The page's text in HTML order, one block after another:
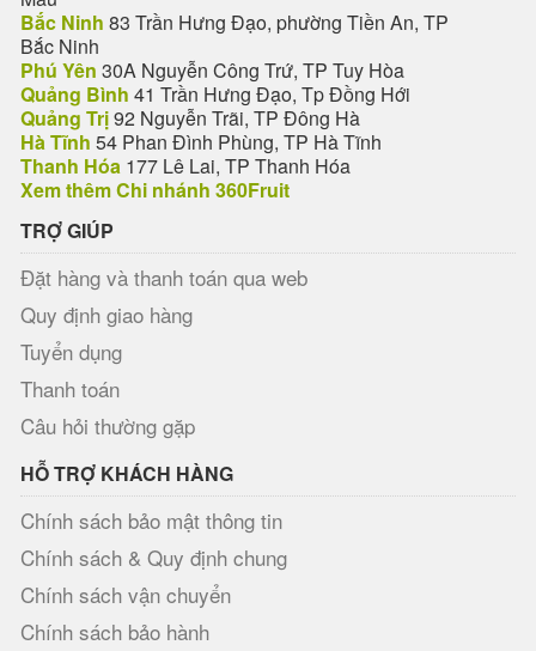
Bắc Ninh 83 Trần Hưng Đạo, phường Tiền An, TP
Bắc Ninh
Phú Yên 30A Nguyễn Công Trứ, TP Tuy Hòa
Quảng Bình 41 Trần Hưng Đạo, Tp Đồng Hới
Quảng Trị92 Nguyễn Trãi, TP Đông Hà
Hà Tĩnh 54 Phan Đình Phùng, TP Hà Tĩnh
Thanh Hóa 177 Lê Lai, TP Thanh Hóa
Xem thêm Chi nhánh 360Fruit
TRỢ GIÚP
Đặt hàng và thanh toán qua web
Quy định giao hàng
Tuyển dụng
Thanh toán
Câu hỏi thường gặp
HỖ TRỢ KHÁCH HÀNG
Chính sách bảo mật thông tin
Chính sách & Quy định chung
Chính sách vận chuyển
Chính sách bảo hành